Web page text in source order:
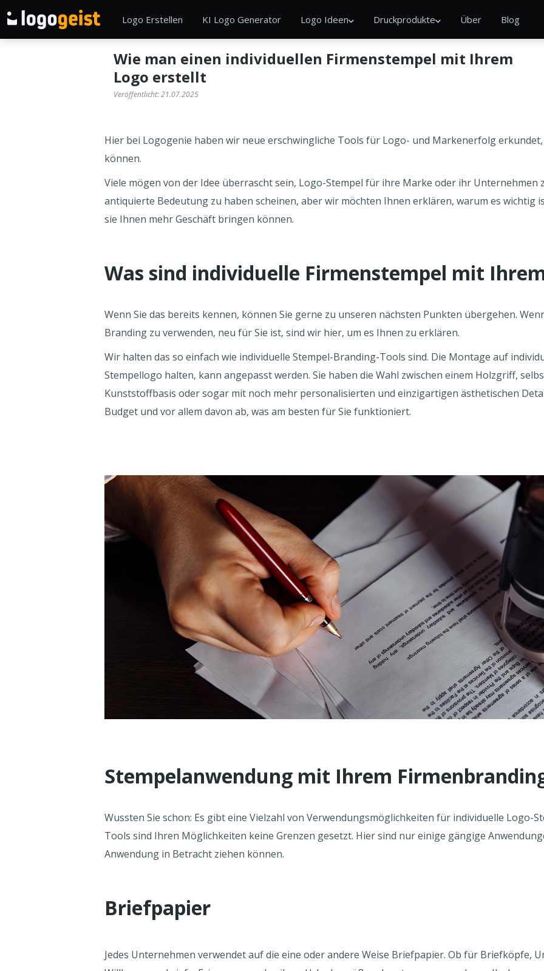
Logo Erstellen KI Logo Generator Logo Ideen Druckprodukte Über Blog
Wie man einen individuellen Firmenstempel mit Ihrem
Logo erstellt
Veröffentlicht:21.07.2025
Hier bei Logogenie haben wir neue erschwingliche Tools für Logo- und Markenerfolg
können.
Viele mögen von der Idee überrascht sein, Logo-Stempel für ihre Marke oder ihr Unternehmen
antiquierte Bedeutung zu haben scheinen, aber wir möchten Ihnen erklären, warum es wichtig
sie Ihnen mehr Geschäft bringen können.
Was sind individuelle Firmenstempel mit
Wenn Sie das bereits kennen, können Sie gerne zu unseren nächsten Punkten übergehen.
Branding zu verwenden, neu für Sie ist, sind wir hier, um es Ihnen zu erklären.
Wir halten das so einfach wie individuelle Stempel-Branding-Tools sind. Die Montage auf
Stempellogo halten, kann angepasst werden. Sie haben die Wahl zwischen einem Holzgriff,
Kunststoffbasis oder sogar mit noch mehr personalisierten und einzigartigen ästhetischen
Budget und vor allem davon ab, was am besten für Sie funktioniert.
Stempelanwendung mit Ihrem
Wussten Sie schon: Es gibt eine Vielzahl von Verwendungsmöglichkeiten für individuelle Logo-
Tools sind Ihren Möglichkeiten keine Grenzen gesetzt. Hier sind nur einige gängige
Anwendung in Betracht ziehen können.
Briefpapier
Jedes Unternehmen verwendet auf die eine oder andere Weise Briefpapier. Ob für Briefköpfe,